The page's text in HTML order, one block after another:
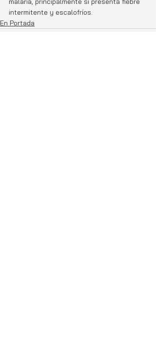
intermitente y escalofríos.
En Portada